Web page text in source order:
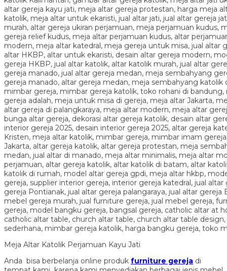
Meja Altar Katolik Perjamuan Kayu Jati
Anda bisa berbelanja online produk furniture gereja di